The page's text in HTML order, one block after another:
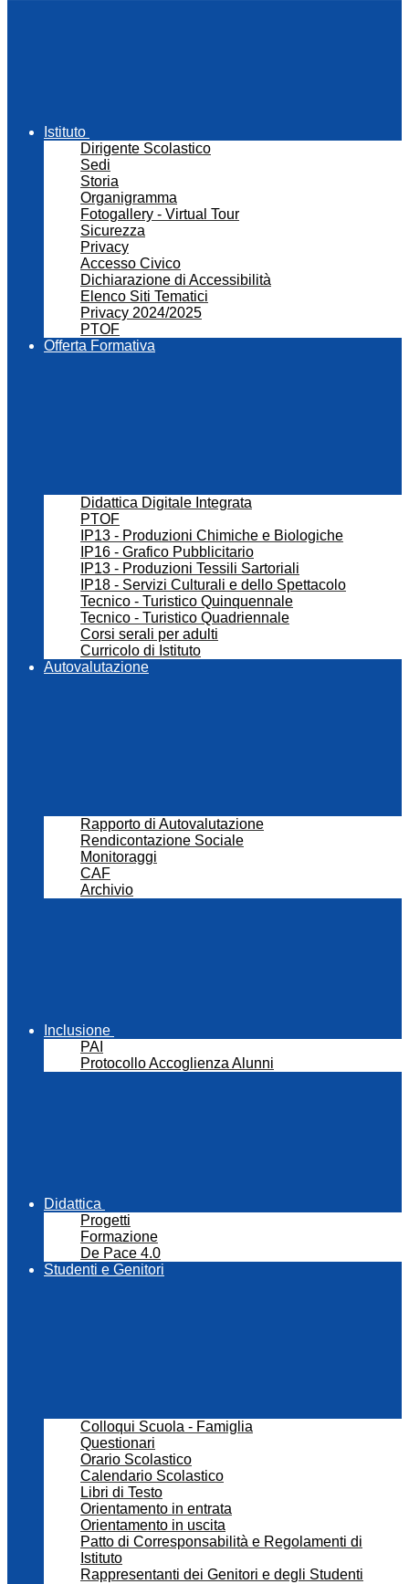
Istituto
Dirigente Scolastico
Sedi
Storia
Organigramma
Fotogallery - Virtual Tour
Sicurezza
Privacy
Accesso Civico
Dichiarazione di Accessibilità
Elenco Siti Tematici
Privacy 2024/2025
PTOF
Offerta Formativa
Didattica Digitale Integrata
PTOF
IP13 - Produzioni Chimiche e Biologiche
IP16 - Grafico Pubblicitario
IP13 - Produzioni Tessili Sartoriali
IP18 - Servizi Culturali e dello Spettacolo
Tecnico - Turistico Quinquennale
Tecnico - Turistico Quadriennale
Corsi serali per adulti
Curricolo di Istituto
Autovalutazione
Rapporto di Autovalutazione
Rendicontazione Sociale
Monitoraggi
CAF
Archivio
Inclusione
PAI
Protocollo Accoglienza Alunni
Didattica
Progetti
Formazione
De Pace 4.0
Studenti e Genitori
Colloqui Scuola - Famiglia
Questionari
Orario Scolastico
Calendario Scolastico
Libri di Testo
Orientamento in entrata
Orientamento in uscita
Patto di Corresponsabilità e Regolamenti di
Istituto
Rappresentanti dei Genitori e degli Studenti